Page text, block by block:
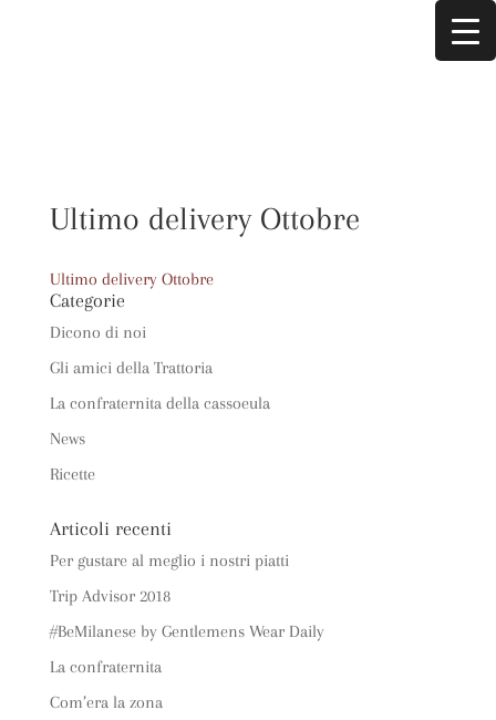
Ultimo delivery Ottobre
Ultimo delivery Ottobre
Categorie
Dicono di noi
Gli amici della Trattoria
La confraternita della cassoeula
News
Ricette
Articoli recenti
Per gustare al meglio i nostri piatti
Trip Advisor 2018
#BeMilanese by Gentlemens Wear Daily
La confraternita
Com’era la zona